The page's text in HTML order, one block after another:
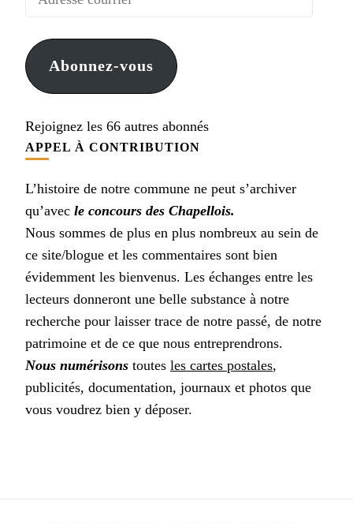
Abonnez-vous
Rejoignez les 66 autres abonnés
APPEL À CONTRIBUTION
L’histoire de notre commune ne peut s’archiver
qu’avec le concours des Chapellois.
Nous sommes de plus en plus nombreux au sein de
ce site/blogue et les commentaires sont bien
évidemment les bienvenus. Les échanges entre les
lecteurs donneront une belle substance à notre
recherche pour laisser trace de notre passé, de notre
patrimoine et de ce que nous entreprendrons.
Nous numérisons toutes les cartes postales,
publicités, documentation, journaux et photos que
vous voudrez bien y déposer.